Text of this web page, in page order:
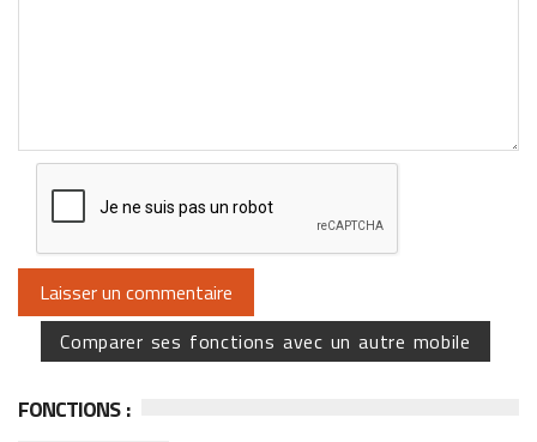
Comparer ses fonctions avec un autre mobile
FONCTIONS :